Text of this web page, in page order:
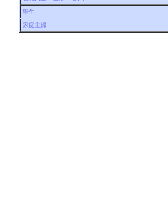
學生
家庭主婦